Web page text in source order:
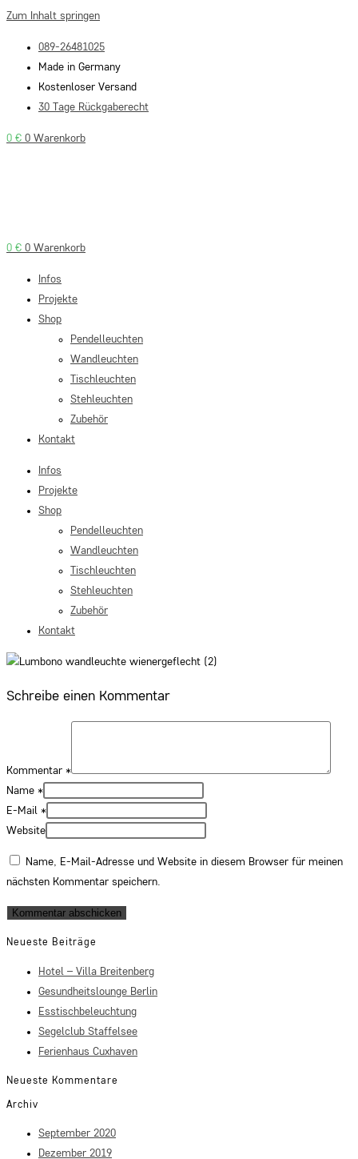
Zum Inhalt springen
089-26481025
Made in Germany
Kostenloser Versand
30 Tage Rückgaberecht
0 € 0 Warenkorb
0 € 0 Warenkorb
Infos
Projekte
Shop
Pendelleuchten
Wandleuchten
Tischleuchten
Stehleuchten
Zubehör
Kontakt
Infos
Projekte
Shop
Pendelleuchten
Wandleuchten
Tischleuchten
Stehleuchten
Zubehör
Kontakt
Schreibe einen Kommentar
Kommentar *
Name *
E-Mail *
Website
Name, E-Mail-Adresse und Website in diesem Browser für meinen
nächsten Kommentar speichern.
Neueste Beiträge
Hotel – Villa Breitenberg
Gesundheitslounge Berlin
Esstischbeleuchtung
Segelclub Staffelsee
Ferienhaus Cuxhaven
Neueste Kommentare
Archiv
September 2020
Dezember 2019